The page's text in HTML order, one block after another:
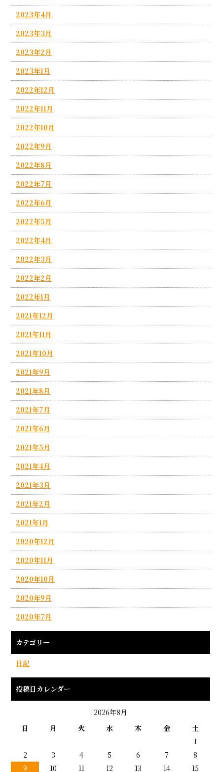
2023年4月
2023年3月
2023年2月
2023年1月
2022年12月
2022年11月
2022年10月
2022年9月
2022年8月
2022年7月
2022年6月
2022年5月
2022年4月
2022年3月
2022年2月
2022年1月
2021年12月
2021年11月
2021年10月
2021年9月
2021年8月
2021年7月
2021年6月
2021年5月
2021年4月
2021年3月
2021年2月
2021年1月
2020年12月
2020年11月
2020年10月
2020年9月
2020年7月
カテゴリー
日記
投稿日カレンダー
2026年8月
日
月 火 水 木 金
土
1
2
3 4 5 6 7
8
9
10 11 12 13 14 15